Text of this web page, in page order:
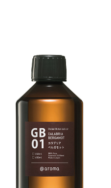
お選びください
フレッシュ 空気清浄･消臭
お選びください
ハーバル
和